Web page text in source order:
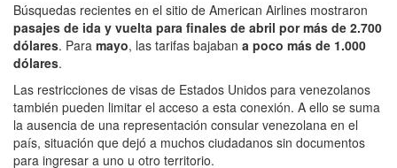
Búsquedas recientes en el sitio de American Airlines mostraron
pasajes de ida y vuelta para finales de abril por más de 2.700
dólares. Para mayo, las tarifas bajaban a poco más de 1.000
dólares.
Las restricciones de visas de Estados Unidos para venezolanos
también pueden limitar el acceso a esta conexión. A ello se suma
la ausencia de una representación consular venezolana en el
país, situación que dejó a muchos ciudadanos sin documentos
para ingresar a uno u otro territorio.